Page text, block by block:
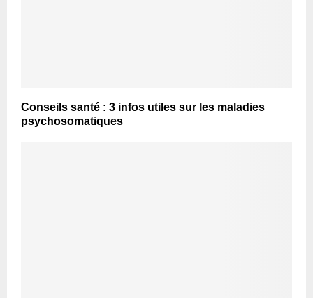
Conseils santé : 3 infos utiles sur les maladies
psychosomatiques